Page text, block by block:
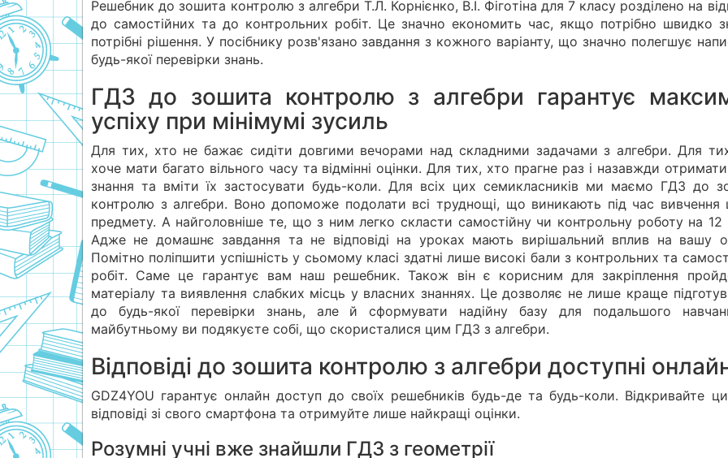
Решебник до зошита контролю з алгебри Т.Л. Корнієнко, В.І. Фіготіна для 7 класу розділено на
до самостійних та до контрольних робіт. Це значно економить час, якщо потрібно швидко
потрібні рішення. У посібнику розв'язано завдання з кожного варіанту, що значно полегшує
будь-якої перевірки знань.
ГДЗ до зошита контролю з алгебри гарантує
успіху при мінімумі зусиль
Для тих, хто не бажає сидіти довгими вечорами над складними задачами з алгебри. Для
хоче мати багато вільного часу та відмінні оцінки. Для тих, хто прагне раз і назавжди отримати
знання та вміти їх застосувати будь-коли. Для всіх цих семикласників ми маємо ГДЗ до
контролю з алгебри. Воно допоможе подолати всі труднощі, що виникають під час вивчення
предмету. А найголовніше те, що з ним легко скласти самостійну чи контрольну роботу на 12
Адже не домашнє завдання та не відповіді на уроках мають вирішальний вплив на вашу
Помітно поліпшити успішність у сьомому класі здатні лише високі бали з контрольних та
робіт. Саме це гарантує вам наш решебник. Також він є корисним для закріплення
матеріалу та виявлення слабких місць у власних знаннях. Це дозволяє не лише краще
до будь-якої перевірки знань, але й сформувати надійну базу для подальшого
майбутньому ви подякуєте собі, що скористалися цим ГДЗ з алгебри.
Відповіді до зошита контролю з алгебри доступні
GDZ4YOU гарантує онлайн доступ до своїх решебників будь-де та будь-коли. Відкривайте
відповіді зі свого смартфона та отримуйте лише найкращі оцінки.
Розумні учні вже знайшли ГДЗ з геометрії